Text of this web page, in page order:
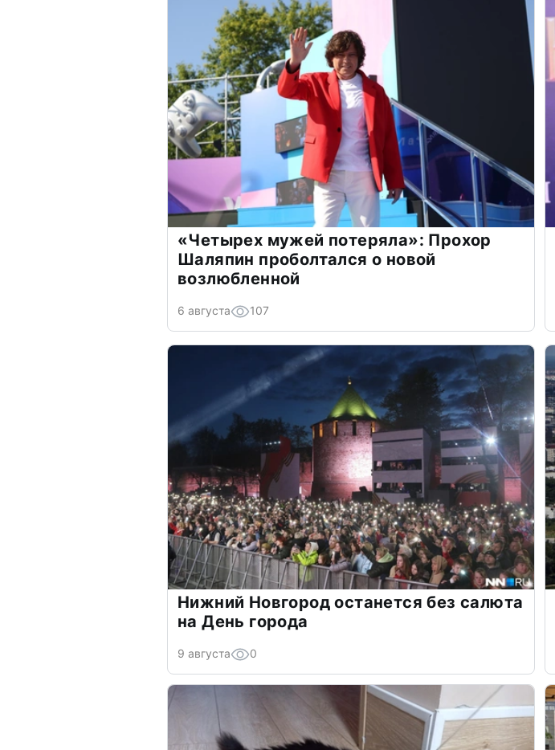
«Четырех мужей потеряла»: Прохор
Шаляпин проболтался о новой
возлюбленной
6 августа 107
Нижний Новгород останется без салюта
на День города
9 августа 0